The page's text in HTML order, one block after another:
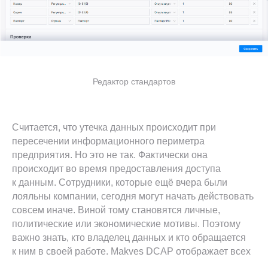
Редактор стандартов
Считается, что утечка данных происходит при
пересечении информационного периметра
предприятия. Но это не так. Фактически она
происходит во время предоставления доступа
к данным. Сотрудники, которые ещё вчера были
лояльны компании, сегодня могут начать действовать
совсем иначе. Виной тому становятся личные,
политические или экономические мотивы. Поэтому
важно знать, кто владелец данных и кто обращается
к ним в своей работе. Makves DCAP отображает всех